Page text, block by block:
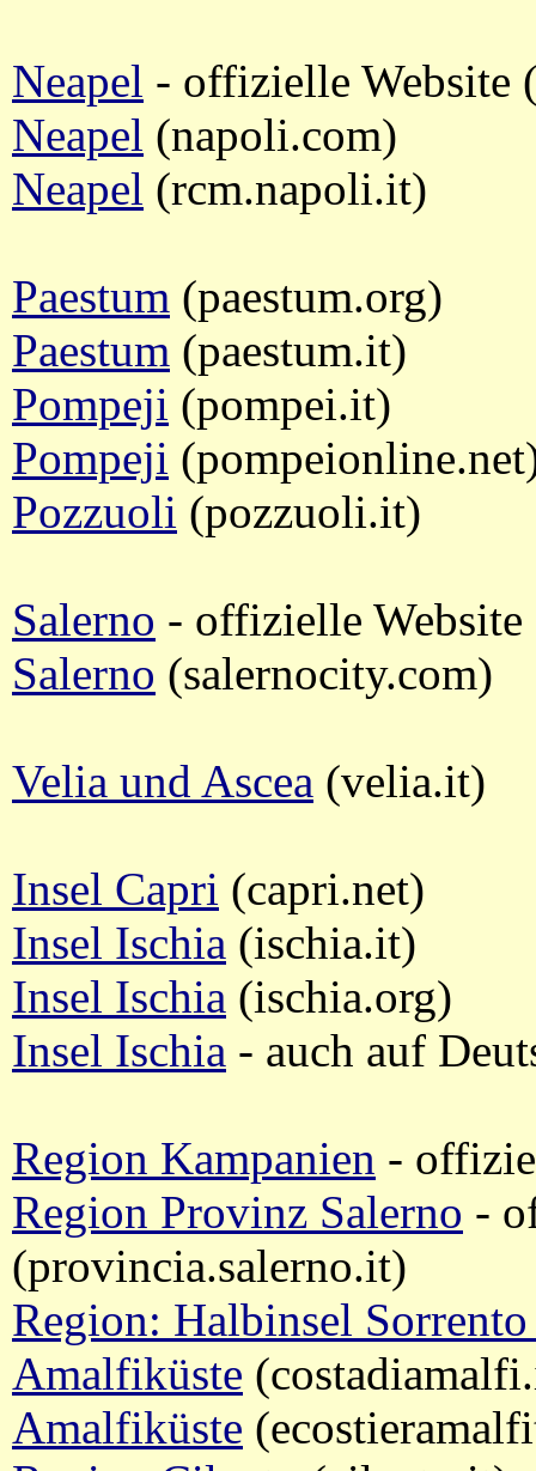
Neapel - offizielle Website
Neapel (napoli.com)
Neapel (rcm.napoli.it)
Paestum (paestum.org)
Paestum (paestum.it)
Pompeji (pompei.it)
Pompeji
Pozzuoli (pozzuoli.it)
Salerno - offizielle
Salerno (salernocity.com)
Velia und Ascea (velia.it)
Insel Capri (capri.net)
Insel Ischia (ischia.it)
Insel Ischia (ischia.org)
Insel Ischia - auch auf
Region Kampanien -
Region Provinz Salerno -
(provincia.salerno.it)
Region: Halbinsel
Amalfiküste
Amalfiküste